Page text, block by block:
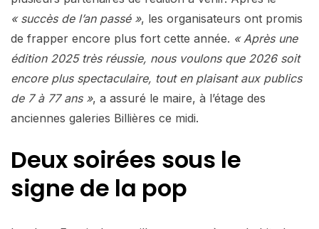
« succès de l’an passé », les organisateurs ont promis
de frapper encore plus fort cette année. « Après une
édition 2025 très réussie, nous voulons que 2026 soit
encore plus spectaculaire, tout en plaisant aux publics
de 7 à 77 ans », a assuré le maire, à l’étage des
anciennes galeries Billières ce midi.
Deux soirées sous le
signe de la pop